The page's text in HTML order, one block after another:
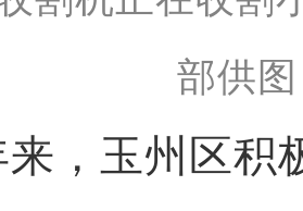
部供图
玉州区积